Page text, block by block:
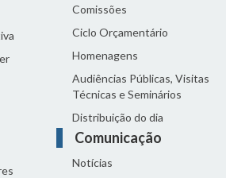
Comissões
Ciclo Orçamentário
Homenagens
Audiências Públicas, Visitas
Técnicas e Seminários
Distribuição do dia
Comunicação
Notícias